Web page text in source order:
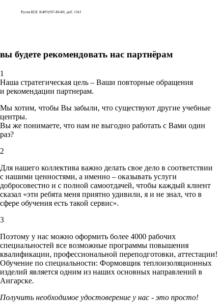
вы будете рекомендовать нас партнёрам
1
Наша стратегическая цель – Ваши повторные обращения
и рекомендации партнерам.
Мы хотим, чтобы Вы забыли, что существуют другие учебные
центры.
Вы же понимаете, что нам не выгодно работать с Вами один
раз?
2
Для нашего коллектива важно делать свое дело в соответствии
с нашими ценностями, а именно – оказывать услуги
добросовестно и с полной самоотдачей, чтобы каждый клиент
сказал «эти ребята меня приятно удивили, я и не знал, что в
сфере обучения есть такой сервис».
3
Поэтому у нас можно оформить более 4000 рабочих
специальностей все возможные программы повышения
квалификации, профессиональной переподготовки, аттестации!
Обучение по специальности: Формовщик теплоизоляционных
изделий является одним из наших основных направлений в
Ангарске.
Получить необходимое удостоверение у нас - это просто!